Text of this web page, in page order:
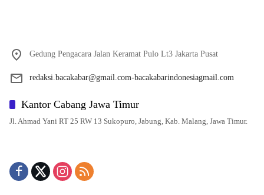
Gedung Pengacara Jalan Keramat Pulo Lt3 Jakarta Pusat
redaksi.bacakabar@gmail.com-bacakabarindonesiagmail.com
Kantor Cabang Jawa Timur
Jl. Ahmad Yani RT 25 RW 13 Sukopuro, Jabung, Kab. Malang, Jawa Timur.